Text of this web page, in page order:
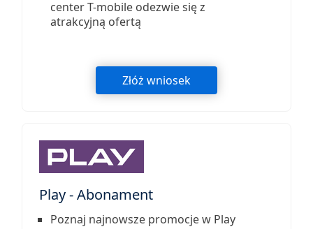
center T-mobile odezwie się z
atrakcyjną ofertą
Złóż wniosek
Play - Abonament
Poznaj najnowsze promocje w Play